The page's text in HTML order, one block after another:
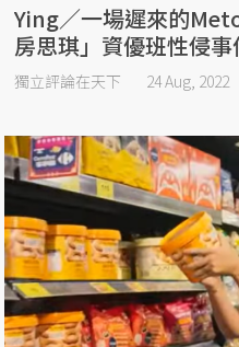
Ying／一場遲來的
房思琪」資優班性侵事
獨立評論在天下 24 Aug, 2022